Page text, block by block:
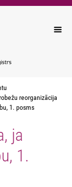
reorganizācija
1. posms
ja
1.